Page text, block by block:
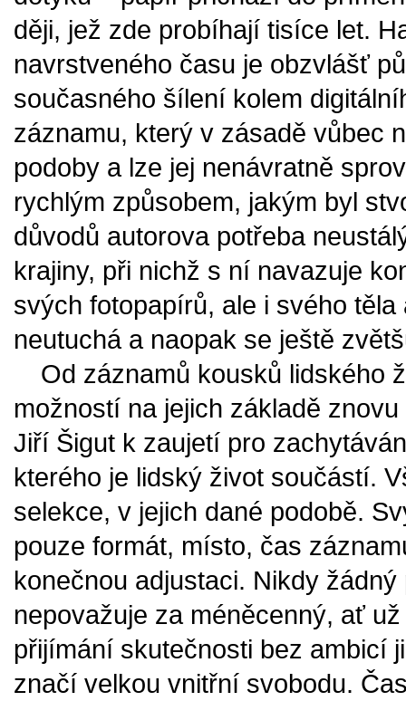
ději, jež zde probíhají tisíce let.
navrstveného času je obzvlášť
současného šílení kolem
záznamu, který v zásadě vůbec
podoby a lze jej nenávratně
rychlým způsobem, jakým byl
důvodů autorova potřeba
krajiny, při nichž s ní navazuje
svých fotopapírů, ale i svého
neutuchá a naopak se ještě
Od záznamů kousků lidského
možností na jejich základě
Jiří Šigut k zaujetí pro
kterého je lidský život součástí.
selekce, v jejich dané podobě.
pouze formát, místo, čas
konečnou adjustaci. Nikdy
nepovažuje za méněcenný, ať
přijímání skutečnosti bez ambicí
značí velkou vnitřní svobodu.